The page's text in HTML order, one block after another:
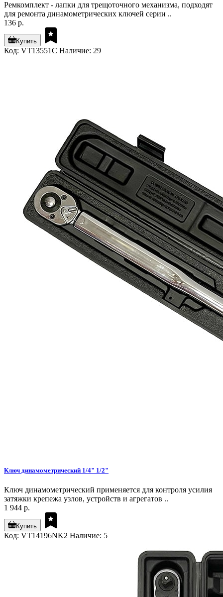
Ремкомплект - лапки для трещоточного механизма, подходят
для ремонта динамометрических ключей серии ..
136 р.
Купить
Код: VT13551C Наличие: 29
Ключ динамометрический 1/4" 1/2"
Ключ динамометрический применяется для контроля усилия
затяжки крепежа узлов, устройств и агрегатов ..
1 944 р.
Купить
Код: VT14196NK2 Наличие: 5